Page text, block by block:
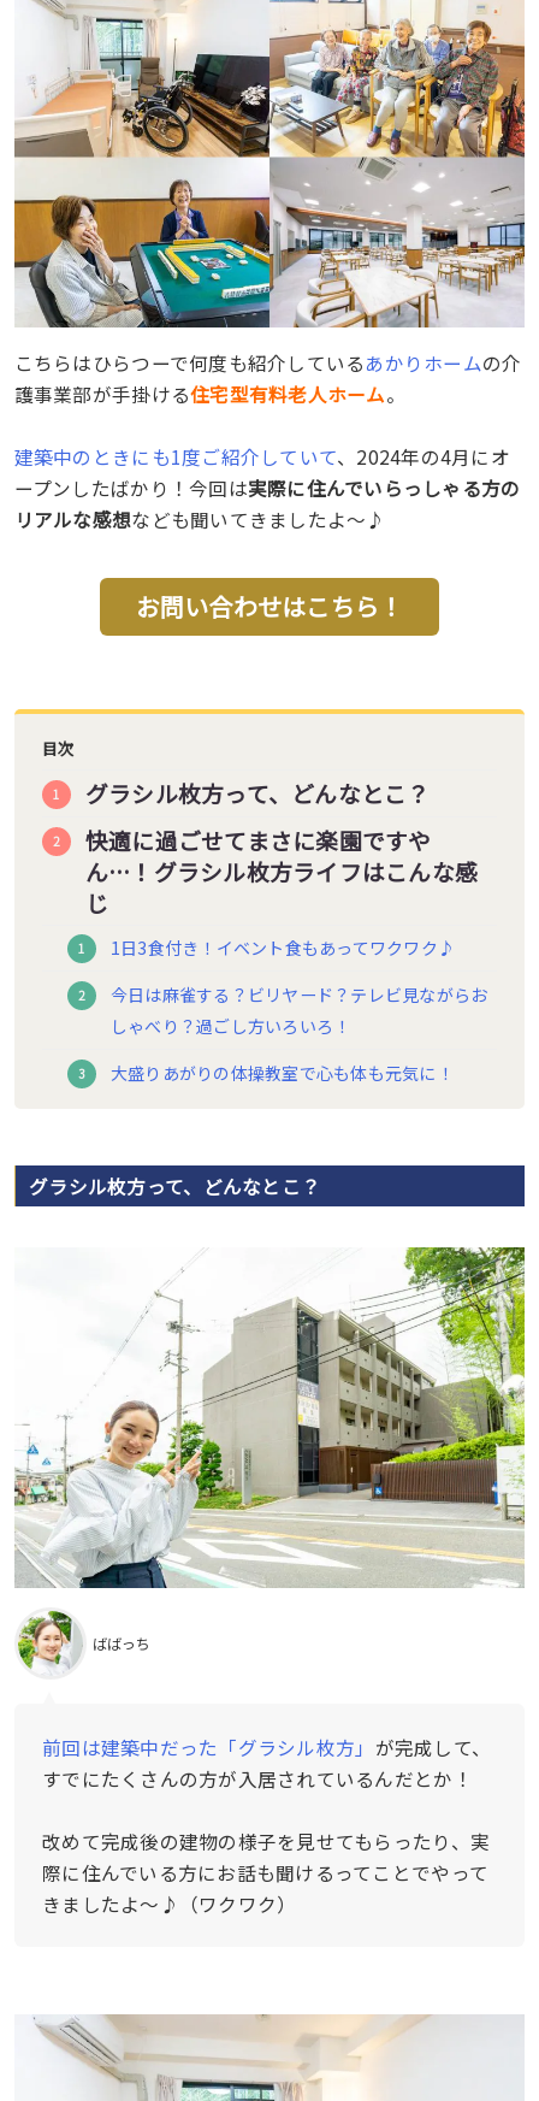
こちらはひらつーで何度も紹介しているあかりホームの介
護事業部が手掛ける住宅型有料老人ホーム。
建築中のときにも1度ご紹介していて、2024年の4月にオ
ープンしたばかり！今回は実際に住んでいらっしゃる方の
リアルな感想なども聞いてきましたよ〜♪
お問い合わせはこちら！
目次
グラシル枚方って、どんなとこ？
快適に過ごせてまさに楽園ですや
ん…！グラシル枚方ライフはこんな感
じ
1日3食付き！イベント食もあってワクワク♪
今日は麻雀する？ビリヤード？テレビ見ながらお
しゃべり？過ごし方いろいろ！
大盛りあがりの体操教室で心も体も元気に！
グラシル枚方って、どんなとこ？
ばばっち
前回は建築中だった「グラシル枚方」 が完成して、
すでにたくさんの方が入居されているんだとか！
改めて完成後の建物の様子を見せてもらったり、実
際に住んでいる方にお話も聞けるってことでやって
きましたよ〜♪（ワクワク）